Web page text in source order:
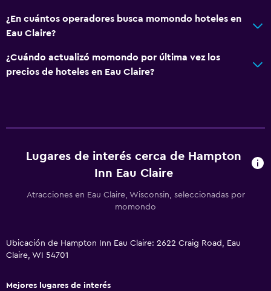
General
Sofá
Almohada de plumas
Sofá cama
Bañera de hidromasaje
¿En cuántos operadores busca momondo hoteles en
Eau Claire?
¿Cuándo actualizó momondo por última vez los
precios de hoteles en Eau Claire?
Lugares de interés cerca de Hampton
Inn Eau Claire
Atracciones en Eau Claire, Wisconsin, seleccionadas por
momondo
Ubicación de Hampton Inn Eau Claire: 2622 Craig Road, Eau
Claire, WI 54701
Mejores lugares de interés